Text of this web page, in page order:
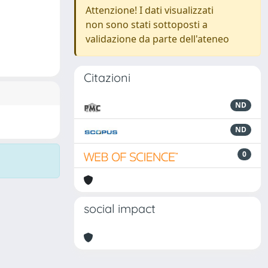
Attenzione! I dati visualizzati
non sono stati sottoposti a
validazione da parte dell'ateneo
Citazioni
ND
ND
0
social impact